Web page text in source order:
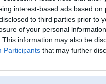
interest-based ads based
to third parties prior to
of your personal
This information may also be
Participants that may further
Lietotājvārds:
Ziņojumi forumā:
[